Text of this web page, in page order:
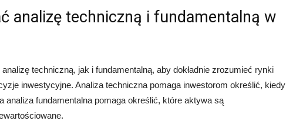
analizę techniczną i fundamentalną w
techniczną, jak i fundamentalną, aby dokładnie zrozumieć rynki
inwestycyjne. Analiza techniczna pomaga inwestorom określić, kiedy
analiza fundamentalna pomaga określić, które aktywa są